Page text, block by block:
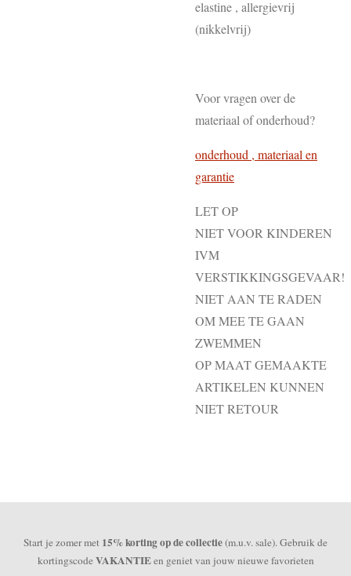
elastine , allergievrij
(nikkelvrij)
Voor vragen over de
materiaal of onderhoud?
onderhoud , materiaal en
garantie
LET OP
NIET VOOR KINDEREN
IVM
VERSTIKKINGSGEVAAR!
NIET AAN TE RADEN
OM MEE TE GAAN
ZWEMMEN
OP MAAT GEMAAKTE
ARTIKELEN KUNNEN
NIET RETOUR
Start je zomer met 15% korting op de collectie(m.u.v. sale). Gebruik de
kortingscodeVAKANTIEen geniet van jouw nieuwe favorieten